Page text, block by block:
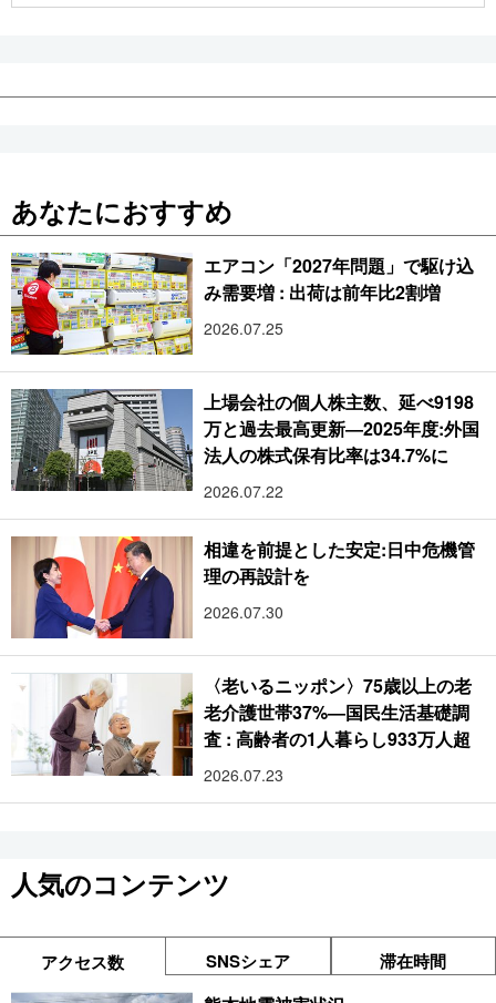
あなたにおすすめ
エアコン「2027年問題」で駆け込
み需要増 : 出荷は前年比2割増
2026.07.25
上場会社の個人株主数、延べ9198
万と過去最高更新―2025年度:外国
法人の株式保有比率は34.7%に
2026.07.22
相違を前提とした安定:日中危機管
理の再設計を
2026.07.30
〈老いるニッポン〉75歳以上の老
老介護世帯37%―国民生活基礎調
査 : 高齢者の1人暮らし933万人超
2026.07.23
人気のコンテンツ
アクセス数 SNSシェア 滞在時間